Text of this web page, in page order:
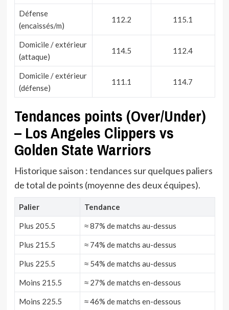
Défense
(encaissés/m)
112.2 115.1
Domicile / extérieur
(attaque)
114.5 112.4
Domicile / extérieur
(défense)
111.1 114.7
Tendances points (Over/Under)
– Los Angeles Clippers vs
Golden State Warriors
Historique saison : tendances sur quelques paliers
de total de points (moyenne des deux équipes).
Palier Tendance
Plus 205.5 ≈ 87% de matchs au-dessus
Plus 215.5 ≈ 74% de matchs au-dessus
Plus 225.5 ≈ 54% de matchs au-dessus
Moins 215.5 ≈ 27% de matchs en-dessous
Moins 225.5 ≈ 46% de matchs en-dessous